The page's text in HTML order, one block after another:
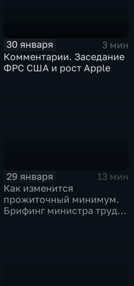
30 января
3 мин
Комментарии. Заседание
ФРС США и рост Apple
29 января
13 мин
Как изменится
прожиточный минимум.
Брифинг министра труда